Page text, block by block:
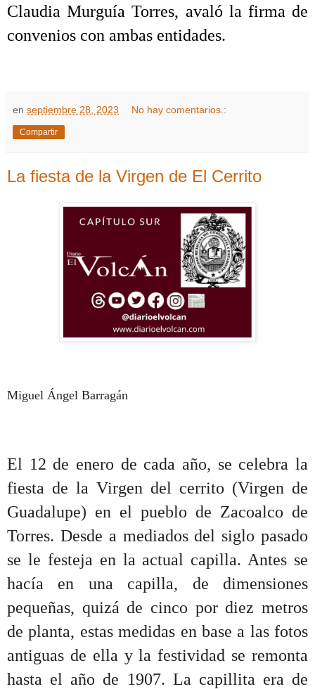
Claudia Murguía Torres, avaló la firma de
convenios con ambas entidades.
en septiembre 28, 2023 No hay comentarios.:
Compartir
La fiesta de la Virgen de El Cerrito
Miguel Ángel Barragán
El 12 de enero de cada año, se celebra la
fiesta de la Virgen del cerrito (Virgen de
Guadalupe) en el pueblo de Zacoalco de
Torres. Desde a mediados del siglo pasado
se le festeja en la actual capilla. Antes se
hacía en una capilla, de dimensiones
pequeñas, quizá de cinco por diez metros
de planta, estas medidas en base a las fotos
antiguas de ella y la festividad se remonta
hasta el año de 1907. La capillita era de